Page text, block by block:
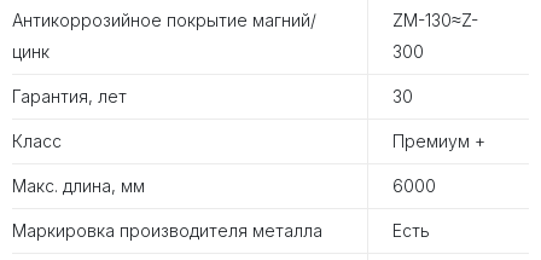
Антикоррозийное покрытие магний/
цинк
ZM-130≈Z-
300
Гарантия, лет 30
Класс Премиум +
Макс. длина, мм 6000
Маркировка производителя металла Есть